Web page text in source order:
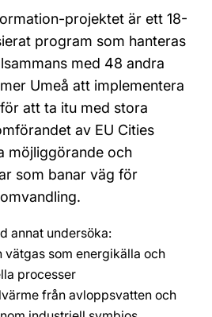
projektet är ett 18-
program som hanteras
med 48 andra
Umeå att implementera
att ta itu med stora
av EU Cities
möjliggörande och
som banar väg för
annat undersöka:
vätgas som energikälla och
processer
från avloppsvatten och